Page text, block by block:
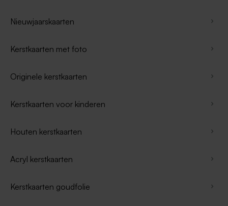
Nieuwjaarskaarten
Kerstkaarten met foto
Originele kerstkaarten
Kerstkaarten voor kinderen
Houten kerstkaarten
Acryl kerstkaarten
Kerstkaarten goudfolie